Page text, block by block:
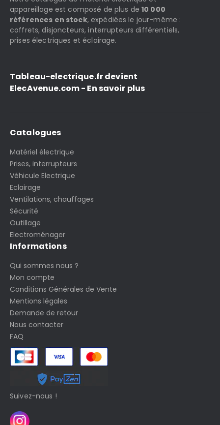
appareillage est composé de plus de10 000
références en stock, expédiées le jour-même :
coffrets, disjoncteurs, interrupteurs différentiels,
prises électriques et éclairage.
Tableau-electrique.fr devient
ElecAvenue.com - En savoir plus
Catalogues
Matériel électrique
Prises, interrupteurs
Véhicule Electrique
Eclairage
Ventilations, chauffages
Sécurité
Outillage
Electroménager
Informations
Qui sommes nous ?
Mon compte
Conditions Générales de Vente
Mentions légales
Demande de retour
Nous contacter
FAQ
Suivez-nous !